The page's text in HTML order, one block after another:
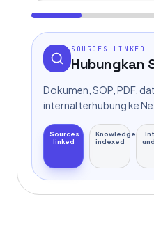
SOURCES LINKED
Hubungkan
Dokumen, SOP, PDF,
internal terhubung ke
Sources
linked
Knowledge
indexed